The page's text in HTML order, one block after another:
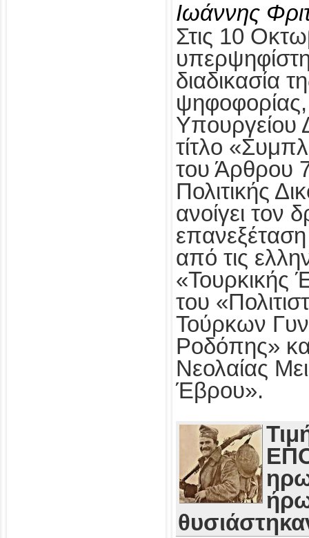
Ιωάννης
Στις 10
διαδικασία
Υπουργείου
τίτλο
του Άρθρου
Πολιτικής
ανοίγει τον
από τις
«Τουρκικής
του
Τούρκων
Ροδόπης»
Νεολαίας
Έβρου».